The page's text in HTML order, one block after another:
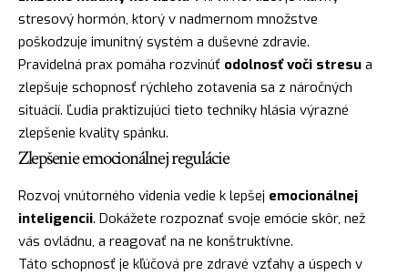
stresový hormón, ktorý v nadmernom množstve
poškodzuje imunitný systém a duševné zdravie.
Pravidelná prax pomáha rozvinúť odolnosť voči stresu a
zlepšuje schopnosť rýchleho zotavenia sa z náročných
situácií. Ľudia praktizujúci tieto techniky hlásia výrazné
zlepšenie kvality spánku.
Zlepšenie emocionálnej regulácie
Rozvoj vnútorného videnia vedie k lepšej emocionálnej
inteligencii. Dokážete rozpoznať svoje emócie skôr, než
vás ovládnu, a reagovať na ne konštruktívne.
Táto schopnosť je kľúčová pre zdravé vzťahy a úspech v